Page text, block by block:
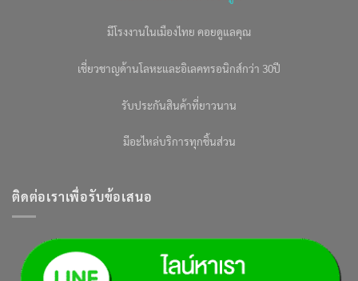
มีโรงงานในเมืองไทย คอยดูแลคุณ
เชี่ยวชาญด้านโลหะและอิเลคทรอนิกส์กว่า 30ปี
รับประกันสินค้าที่ยาวนาน
มีอะไหล่บริการทุกชิ้นส่วน
ติดต่อเราเพื่อรับข้อเสนอ